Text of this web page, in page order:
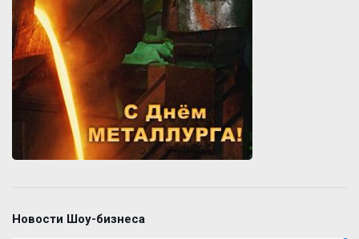
Новости Шоу-бизнеса